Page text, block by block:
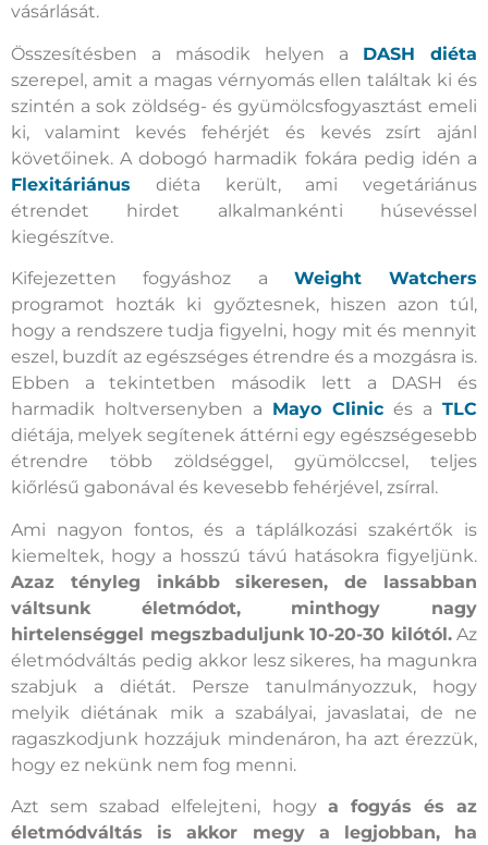
vásárlását.
Összesítésben a második helyen a DASH diéta
szerepel, amit a magas vérnyomás ellen találtak ki és
szintén a sok zöldség- és gyümölcsfogyasztást emeli
ki, valamint kevés fehérjét és kevés zsírt ajánl
követőinek. A dobogó harmadik fokára pedig idén a
Flexitáriánus diéta került, ami vegetáriánus
étrendet hirdet alkalmankénti húsevéssel
kiegészítve.
Kifejezetten fogyáshoz a Weight Watchers
programot hozták ki győztesnek, hiszen azon túl,
hogy a rendszere tudja figyelni, hogy mit és mennyit
eszel, buzdít az egészséges étrendre és a mozgásra is.
Ebben a tekintetben második lett a DASH és
harmadik holtversenyben a Mayo Clinic és a TLC
diétája, melyek segítenek áttérni egy egészségesebb
étrendre több zöldséggel, gyümölccsel, teljes
kiőrlésű gabonával és kevesebb fehérjével, zsírral.
Ami nagyon fontos, és a táplálkozási szakértők is
kiemeltek, hogy a hosszú távú hatásokra figyeljünk.
Azaz tényleg inkább sikeresen, de lassabban
váltsunk életmódot, minthogy nagy
hirtelenséggel megszbaduljunk 10-20-30 kilótól.Az
életmódváltás pedig akkor lesz sikeres, ha magunkra
szabjuk a diétát. Persze tanulmányozzuk, hogy
melyik diétának mik a szabályai, javaslatai, de ne
ragaszkodjunk hozzájuk mindenáron, ha azt érezzük,
hogy ez nekünk nem fog menni.
Azt sem szabad elfelejteni, hogy a fogyás és az
életmódváltás is akkor megy a legjobban, ha